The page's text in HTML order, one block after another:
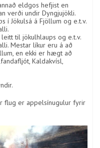
eldgos hefjist en
verði undir Dyngjujökli.
í Jökulsá á Fjöllum og e.t.v.
til jökulhlaups og e.t.v.
Mestar líkur eru á að
en ekki er hægt að
Kaldakvísl,
flug er appelsínugulur fyrir